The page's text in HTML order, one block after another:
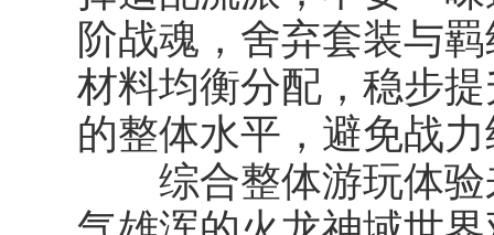
阶战魂，舍弃套装与
材料均衡分配，稳步
的整体水平，避免战
综合整体游玩体验